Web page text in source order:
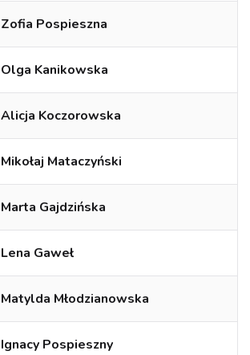
Zofia Pospieszna
Olga Kanikowska
Alicja Koczorowska
Mikołaj Mataczyński
Marta Gajdzińska
Lena Gaweł
Matylda Młodzianowska
Ignacy Pospieszny